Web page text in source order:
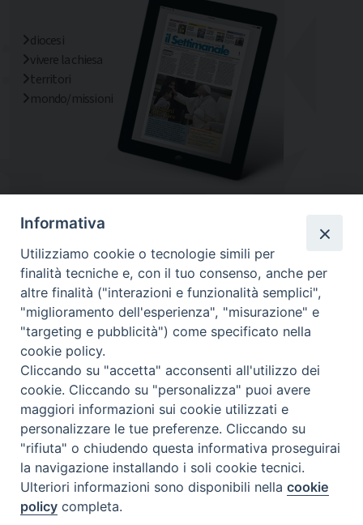
diocesi
vivere la chiesa
territori
mondo/missioni
Diocesi
di Como
Diocesi di Como | piazza Grimoldi, 5
Riproduzione solo con permesso.
Informativa
Utilizziamo cookie o tecnologie simili per
finalità tecniche e, con il tuo consenso, anche per
altre finalità ("interazioni e funzionalità semplici",
"miglioramento dell'esperienza", "misurazione" e
"targeting e pubblicità") come specificato nella
cookie policy.
Cliccando su "accetta" acconsenti all'utilizzo dei
cookie. Cliccando su "personalizza" puoi avere
maggiori informazioni sui cookie utilizzati e
personalizzare le tue preferenze. Cliccando su
"rifiuta" o chiudendo questa informativa proseguirai
la navigazione installando i soli cookie tecnici.
Ulteriori informazioni sono disponibili nellacookie
policy completa.